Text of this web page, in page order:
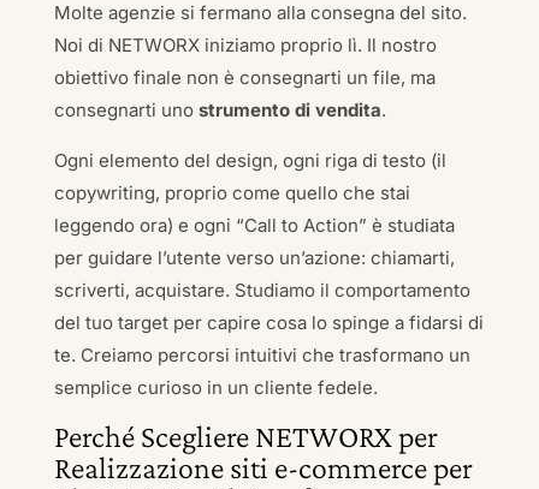
Molte agenzie si fermano alla consegna del sito.
Noi di NETWORX iniziamo proprio lì. Il nostro
obiettivo finale non è consegnarti un file, ma
consegnarti uno strumento di vendita.
Ogni elemento del design, ogni riga di testo (il
copywriting, proprio come quello che stai
leggendo ora) e ogni “Call to Action” è studiata
per guidare l’utente verso un’azione: chiamarti,
scriverti, acquistare. Studiamo il comportamento
del tuo target per capire cosa lo spinge a fidarsi di
te. Creiamo percorsi intuitivi che trasformano un
semplice curioso in un cliente fedele.
Perché Scegliere NETWORX per
Realizzazione siti e-commerce per